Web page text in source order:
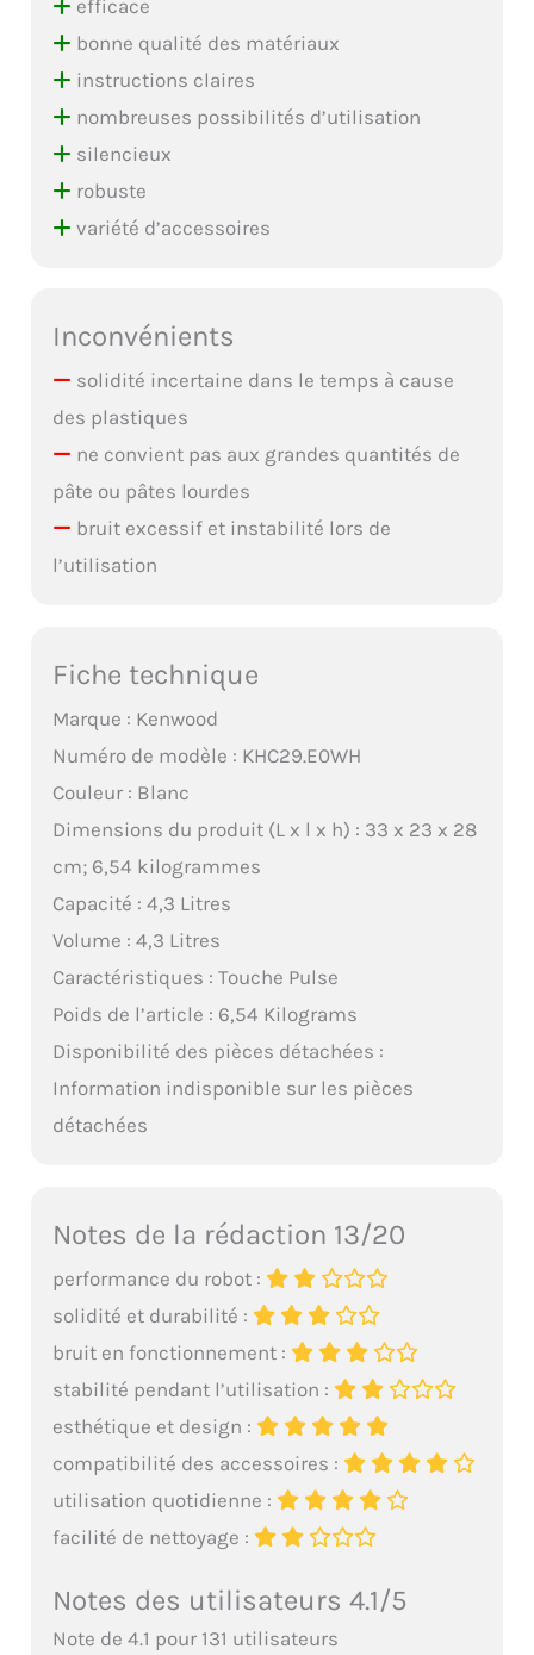
efficace
bonne qualité des matériaux
instructions claires
nombreuses possibilités d’utilisation
silencieux
robuste
variété d’accessoires
Inconvénients
solidité incertaine dans le temps à cause
des plastiques
ne convient pas aux grandes quantités de
pâte ou pâtes lourdes
bruit excessif et instabilité lors de
l’utilisation
Fiche technique
Marque : Kenwood
Numéro de modèle : KHC29.E0WH
Couleur : Blanc
Dimensions du produit (L x l x h) : 33 x 23 x 28
cm; 6,54 kilogrammes
Capacité : 4,3 Litres
Volume : 4,3 Litres
Caractéristiques : Touche Pulse
Poids de l’article : 6,54 Kilograms
Disponibilité des pièces détachées :
Information indisponible sur les pièces
détachées
Notes de la rédaction 13/20
performance du robot :
solidité et durabilité :
bruit en fonctionnement :
stabilité pendant l’utilisation :
esthétique et design :
compatibilité des accessoires :
utilisation quotidienne :
facilité de nettoyage :
Notes des utilisateurs 4.1/5
Note de 4.1 pour 131 utilisateurs